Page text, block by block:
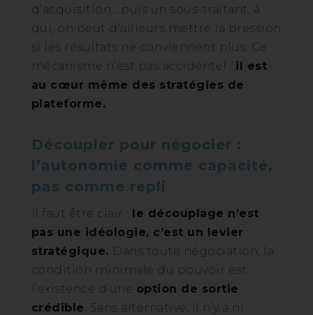
d’acquisition… puis un sous-traitant, à
qui, on peut d’ailleurs mettre la pression
si les résultats ne conviennent plus. Ce
mécanisme n’est pas accidentel : il est
au cœur même des stratégies de
plateforme.
Découpler pour négocier :
l’autonomie comme capacité,
pas comme repli
Il faut être clair : le découplage n’est
pas une idéologie, c’est un levier
stratégique. Dans toute négociation, la
condition minimale du pouvoir est
l’existence d’une option de sortie
crédible. Sans alternative, il n’y a ni